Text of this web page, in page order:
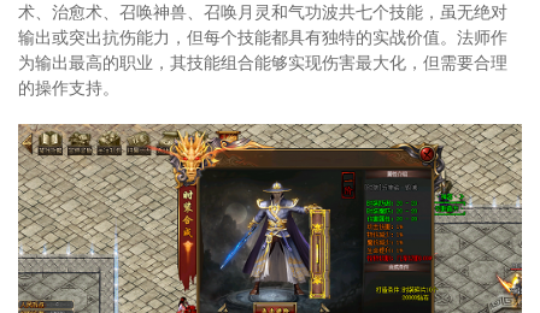
术、治愈术、召唤神兽、召唤月灵和气功波共七个技能，虽无绝对
输出或突出抗伤能力，但每个技能都具有独特的实战价值。法师作
为输出最高的职业，其技能组合能够实现伤害最大化，但需要合理
的操作支持。